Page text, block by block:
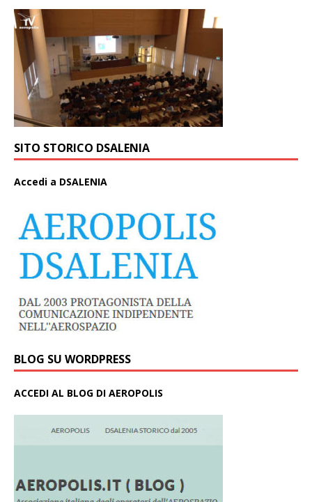
SITO STORICO DSALENIA
Accedi a DSALENIA
BLOG SU WORDPRESS
ACCEDI AL BLOG DI AEROPOLIS